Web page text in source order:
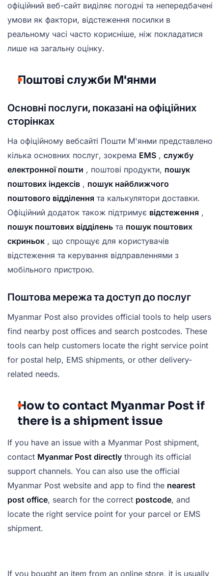
офіційний веб-сайт виділяє погодні та непередбачені
умови як фактори, відстеження посилки в
реальному часі часто корисніше, ніж покладатися
лише на загальну оцінку.
Поштові служби М'янми
Основні послуги, показані на офіційних
сторінках
На офіційному вебсайті Пошти М'янми представлено
кілька основних послуг, зокрема EMS , службу
електронної пошти , поштові продукти, пошук
поштових індексів , пошук найближчого
поштового відділення та калькулятори доставки.
Офіційний додаток також підтримує відстеження ,
пошук поштових відділень та пошук поштових
скриньок , що спрощує для користувачів
відстеження та керування відправленнями з
мобільного пристрою.
Поштова мережа та доступ до послуг
Myanmar Post also provides official tools to help users
find nearby post offices and search postcodes. These
tools can help customers locate the right service point
for postal help, EMS shipments, or other delivery-
related needs.
How to contact Myanmar Post if
there is a shipment issue
If you have an issue with a Myanmar Post shipment,
contact Myanmar Post directly through its official
support channels. You can also use the official
Myanmar Post website and app to find the nearest
post office, search for the correct postcode, and
locate the right service point for your parcel or EMS
shipment.
If you bought an item from an online store, it is usually